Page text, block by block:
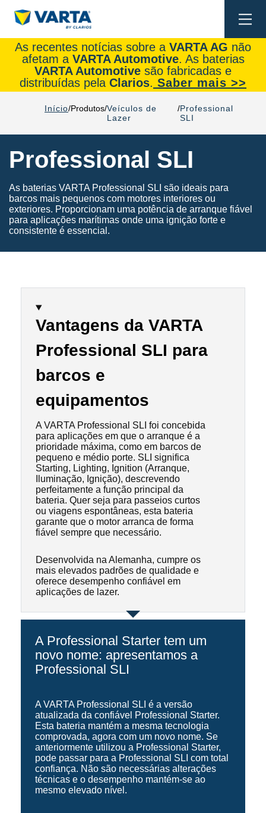
As recentes notícias sobre a VARTA AG não
afetam a VARTA Automotive. As baterias
VARTA Automotive são fabricadas e
distribuídas pela Clarios. Saber mais >>
Início Produtos Veículos de
Lazer
Professional
SLI
Professional SLI
As baterias VARTA Professional SLI são ideais para
barcos mais pequenos com motores interiores ou
exteriores. Proporcionam uma potência de arranque fiável
para aplicações marítimas onde uma ignição forte e
consistente é essencial.
Vantagens da VARTA
Professional SLI para
barcos e
equipamentos
A VARTA Professional SLI foi concebida
para aplicações em que o arranque é a
prioridade máxima, como em barcos de
pequeno e médio porte. SLI significa
Starting, Lighting, Ignition (Arranque,
Iluminação, Ignição), descrevendo
perfeitamente a função principal da
bateria. Quer seja para passeios curtos
ou viagens espontâneas, esta bateria
garante que o motor arranca de forma
fiável sempre que necessário.
Desenvolvida na Alemanha, cumpre os
mais elevados padrões de qualidade e
oferece desempenho confiável em
aplicações de lazer.
A Professional Starter tem um
novo nome: apresentamos a
Professional SLI
A VARTA Professional SLI é a versão
atualizada da confiável Professional Starter.
Esta bateria mantém a mesma tecnologia
comprovada, agora com um novo nome. Se
anteriormente utilizou a Professional Starter,
pode passar para a Professional SLI com total
confiança. Não são necessárias alterações
técnicas e o desempenho mantém-se ao
mesmo elevado nível.